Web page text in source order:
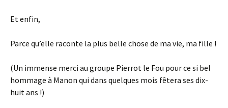
Et enfin,
Parce qu’elle raconte la plus belle chose de ma vie, ma fille !
(Un immense merci au groupe Pierrot le Fou pour ce si bel
hommage à Manon qui dans quelques mois fêtera ses dix-
huit ans !)